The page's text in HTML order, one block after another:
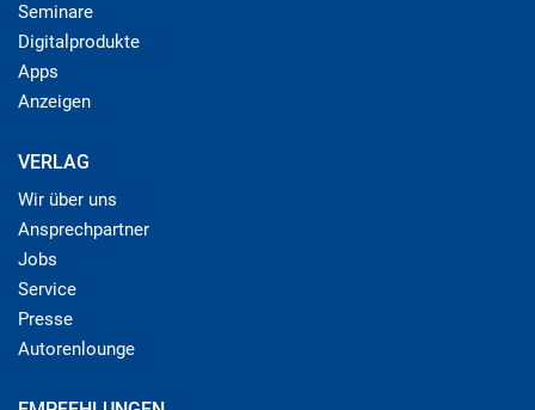
Seminare
Digitalprodukte
Apps
Anzeigen
VERLAG
Wir über uns
Ansprechpartner
Jobs
Service
Presse
Autorenlounge